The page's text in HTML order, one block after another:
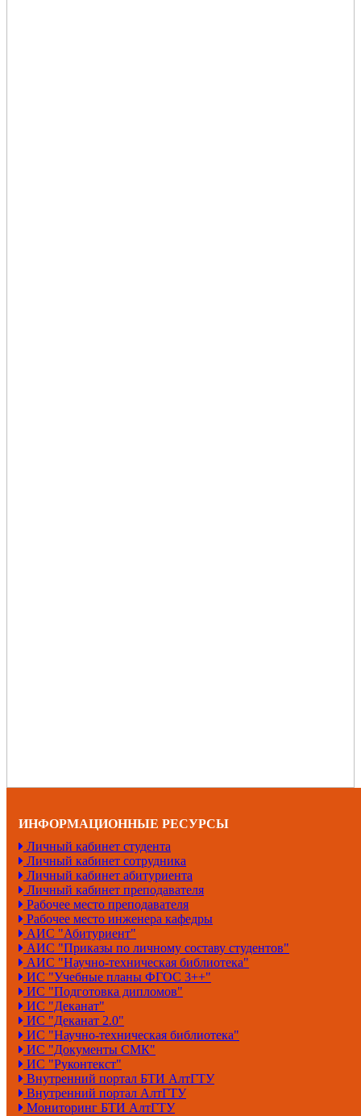
ИНФОРМАЦИОННЫЕ РЕСУРСЫ
Личный кабинет студента
Личный кабинет сотрудника
Личный кабинет абитуриента
Личный кабинет преподавателя
Рабочее место преподавателя
Рабочее место инженера кафедры
АИС "Абитуриент"
АИС "Приказы по личному составу студентов"
АИС "Научно-техническая библиотека"
ИС "Учебные планы ФГОС 3++"
ИС "Подготовка дипломов"
ИС "Деканат"
ИС "Деканат 2.0"
ИС "Научно-техническая библиотека"
ИС "Документы СМК"
ИС "Руконтекст"
Внутренний портал БТИ АлтГТУ
Внутренний портал АлтГТУ
Мониторинг БТИ АлтГТУ